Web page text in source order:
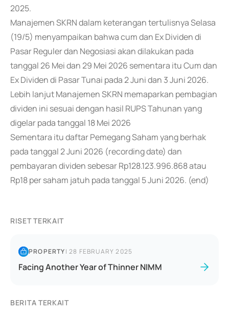
2025.
Manajemen SKRN dalam keterangan tertulisnya Selasa
(19/5) menyampaikan bahwa cum dan Ex Dividen di
Pasar Reguler dan Negosiasi akan dilakukan pada
tanggal 26 Mei dan 29 Mei 2026 sementara itu Cum dan
Ex Dividen di Pasar Tunai pada 2 Juni dan 3 Juni 2026.
Lebih lanjut Manajemen SKRN memaparkan pembagian
dividen ini sesuai dengan hasil RUPS Tahunan yang
digelar pada tanggal 18 Mei 2026
Sementara itu daftar Pemegang Saham yang berhak
pada tanggal 2 Juni 2026 (recording date) dan
pembayaran dividen sebesar Rp128.123.996.868 atau
Rp18 per saham jatuh pada tanggal 5 Juni 2026. (end)
RISET TERKAIT
PROPERTY|28 FEBRUARY 2025
Facing Another Year of Thinner NIMM
BERITA TERKAIT